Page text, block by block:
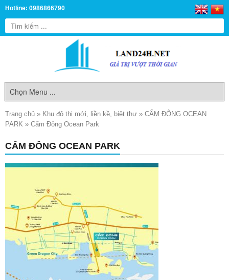
Hotline: 0986866790
Trang chủ » Khu đô thị mới, liền kề, biệt thự » CẨM ĐÔNG OCEAN
PARK » Cẩm Đông Ocean Park
CẨM ĐÔNG OCEAN PARK